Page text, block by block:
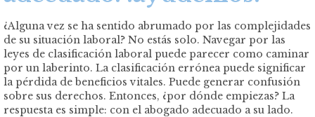
¿Alguna vez se ha sentido abrumado por las complejidades
de su situación laboral? No estás solo. Navegar por las
leyes de clasificación laboral puede parecer como caminar
por un laberinto. La clasificación errónea puede significar
la pérdida de beneficios vitales. Puede generar confusión
sobre sus derechos. Entonces, ¿por dónde empiezas? La
respuesta es simple: con el abogado adecuado a su lado.